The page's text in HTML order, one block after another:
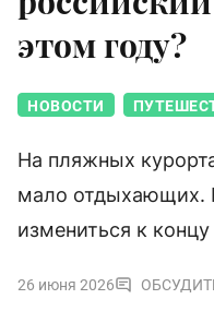
этом году?
НОВОСТИ
На пляжных
мало отдыхающих.
измениться к концу
26 июня 2026